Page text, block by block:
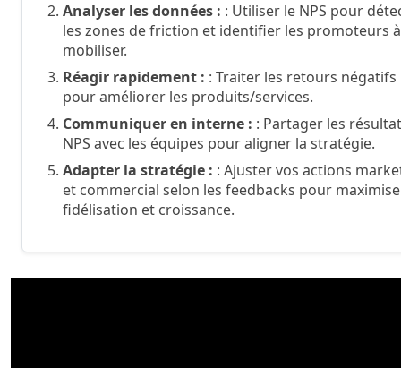
Analyser les données : : Utiliser le NPS pour
les zones de friction et identifier les promoteurs à
mobiliser.
Réagir rapidement : : Traiter les retours négatifs
pour améliorer les produits/services.
Communiquer en interne : : Partager les
NPS avec les équipes pour aligner la stratégie.
Adapter la stratégie : : Ajuster vos actions
et commercial selon les feedbacks pour
fidélisation et croissance.